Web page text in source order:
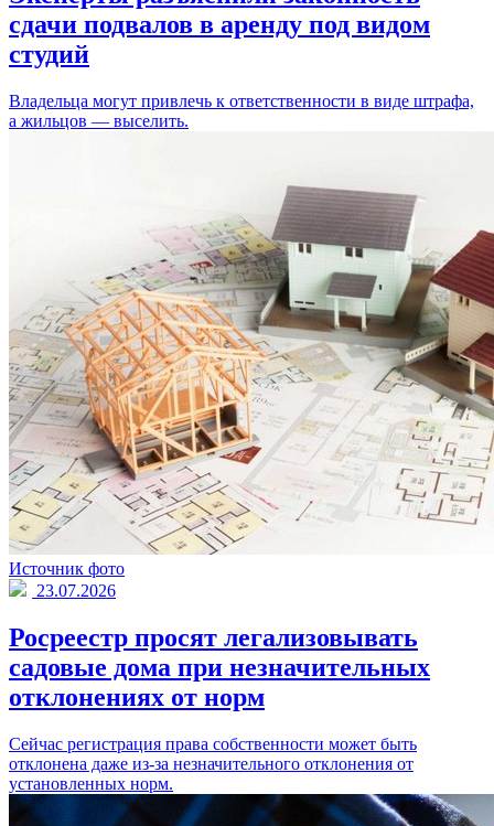
сдачи подвалов в аренду под видом
студий
Владельца могут привлечь к ответственности в виде штрафа,
а жильцов — выселить.
Источник фото
23.07.2026
Росреестр просят легализовывать
садовые дома при незначительных
отклонениях от норм
Сейчас регистрация права собственности может быть
отклонена даже из-за незначительного отклонения от
установленных норм.